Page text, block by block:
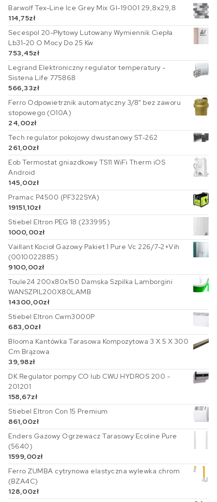
Barwolf Tex-Line Ice Grey Mix Gl-19001 29,8x29,8
114,75zł
Secespol 20-Płytowy Lutowany Wymiennik Ciepła
Lb31-20 O Mocy Do 25 Kw
753,45zł
Legrand Elektroniczny regulator temperatury -
Sistena Life 775868
566,33zł
Ferro Odpowietrznik automatyczny 3/8" bez zaworu
stopowego (O10A)
24,00zł
Tech regulator pokojowy dwustanowy ST-262
261,00zł
Eob Termostat gniazdkowy TS11 WiFi Therm iOS
Android
145,00zł
Pramac P4500 (PF322SYA)
19151,10zł
Stiebel Eltron PEG 18 (233995)
1000,00zł
Vaillant Kocioł Gazowy Pakiet 1 Pure Vc 226/7-2+Vih
(0010022885)
9100,00zł
Toule24 200x80x150 Damska Szpilka Lamborgini
WANSZPIL200X80LAMB
14300,00zł
Stiebel Eltron Cwm3000P
683,00zł
Blooma Kantówka Tarasowa Kompozytowa 3 X 5 X 300
Cm Brązowa
39,98zł
DK Regulator pompy CO lub CWU HYDROS 200 -
201201
158,67zł
Stiebel Eltron Con 15 Premium
861,00zł
Enders Gazowy Ogrzewacz Tarasowy Ecoline Pure
(5640)
1599,00zł
Ferro ZUMBA cytrynowa elastyczna wylewka chrom
(BZA4C)
128,00zł